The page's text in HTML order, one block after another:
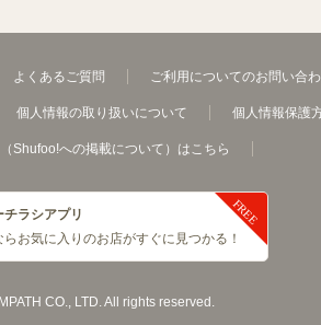
よくあるご質問 ご利用についてのお問い合
個人情報の取り扱いについて 個人情報保護
Shufoo!への掲載について）はこちら
チラシアプリ
らお気に入りのお店がすぐに見つかる！
CO., LTD. All rights reserved.